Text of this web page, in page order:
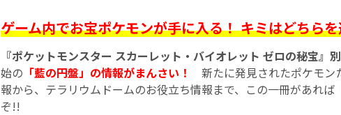
ゲーム内でお宝ポケモンが手に入る！ キミはどちら
『ポケットモンスター スカーレット・バイオレット ゼロの秘宝』
始の 「藍の円盤」の情報がまんさい！
新たに発見されたポケモン
報から、テラリウムドームのお役立ち情報まで、この一冊があれ
ぞ!!